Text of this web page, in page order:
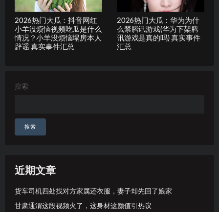
2026热门大瓜：抖音网红
小羊没烦恼视频吃瓜是什么
情况？小羊没烦恼塌房本人
辟谣 真实事件汇总
2026热门大瓜：华为为什
么禁腾讯游戏(华为下架腾
讯游戏是真的吗) 真实事件
汇总
搜索
搜索
近期文章
货车司机四处找对方家属还衣服，妻子却先回了娘家
甘肃通渭这段视频火了，这身材这颜值引热议